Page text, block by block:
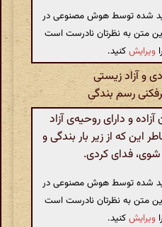
شده توسط هوش مصنوعی در
این متن به نظرتان نادرست است
ویرایشکنید.
و آزاد زیستی
رسم بندگی
و دارای روحیه‌ی آزاد
این که از زیر بار بندگی و
شده توسط هوش مصنوعی در
این متن به نظرتان نادرست است
ویرایشکنید.